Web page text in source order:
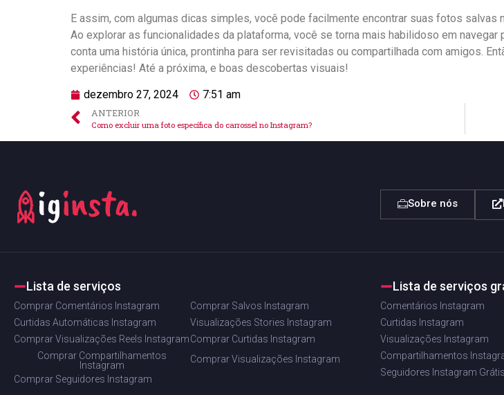
E assim, com algumas ⁢dicas ⁤simples, você pode facilmente encontrar suas fotos‍ salvas
Ao explorar as ⁣funcionalidades ⁤da plataforma, ​você se torna⁣ mais‌ habilidoso em
conta‌ uma história⁣ única, prontinha para ser⁣ revisitadas ou compartilhada com amigos.
experiências! Até a próxima, e boas descobertas visuais!
dezembro 27, 2024 7:51 am
ANTERIOR
Como excluir uma foto específica do carrossel no Instagram?
Sobre nós
Lista de serviços
Comprar Comentários Instagram
Comprar Salvos Instagram
Curtidas Automáticas Instagram
Visualizações Stories Instagram
Comprar Visualizações Reels InstagramComprar Curtidas Instagram
Comprar Compartilhamentos
Instagram
Comprar Visualizações Instagram
Comprar Seguidores Instagram
Lista de serviços
Comentários Instagram
Curtidas Instagram
Visualizações Instagram
Compartilhamentos
Seguidores Instagram Grátis